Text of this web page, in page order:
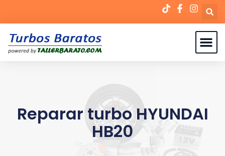
Reparar turbo HYUNDAI
HB20